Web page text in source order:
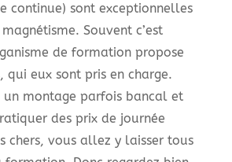
continue) sont exceptionnelles
Souvent c’est
de formation propose
qui eux sont pris en charge.
un montage parfois bancal et
des prix de journée
chers, vous allez y laisser tous